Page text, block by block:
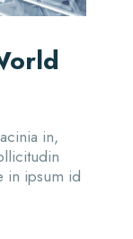
in,
in ipsum id